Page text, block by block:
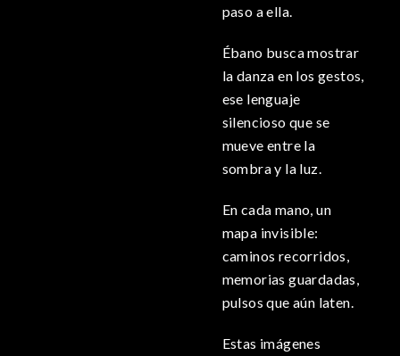
paso a ella.
Ébano busca mostrar
la danza en los gestos,
ese lenguaje
silencioso que se
mueve entre la
sombra y la luz.
En cada mano, un
mapa invisible:
caminos recorridos,
memorias guardadas,
pulsos que aún laten.
Estas imágenes